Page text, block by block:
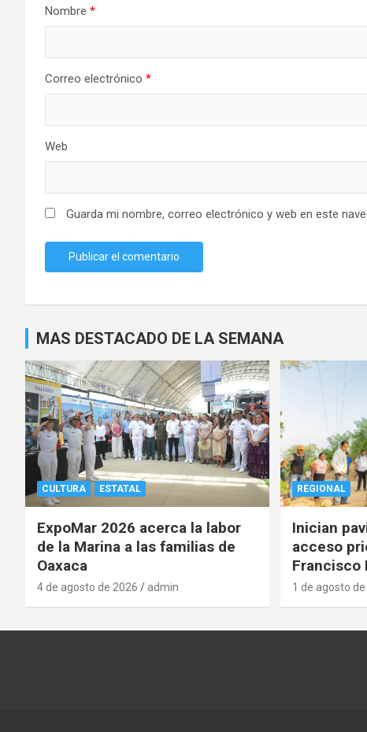
Nombre *
Correo electrónico *
Web
Guarda mi nombre, correo electrónico y web en este
MAS DESTACADO DE LA SEMANA
CULTURA ESTATAL
ExpoMar 2026 acerca la labor
de la Marina a las familias de
Oaxaca
4 de agosto de 2026 admin
REGIONAL
Inician
acceso
Francisco
1 de agosto